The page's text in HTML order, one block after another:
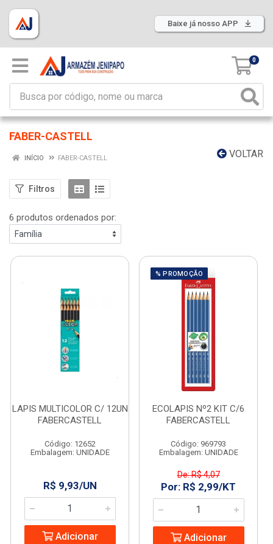
Baixe já nosso APP
0
FABER-CASTELL
VOLTAR
INÍCIO FABER-CASTELL
Filtros
6 produtos ordenados por:
LAPIS MULTICOLOR C/ 12UN
FABERCASTELL
Código: 12652
Embalagem: UNIDADE
R$ 9,93/UN
Adicionar
% PROMOÇÃO
ECOLAPIS Nº2 KIT C/6
FABERCASTELL
Código: 969793
Embalagem: UNIDADE
De: R$ 4,07
Por: R$ 2,99/KT
Adicionar